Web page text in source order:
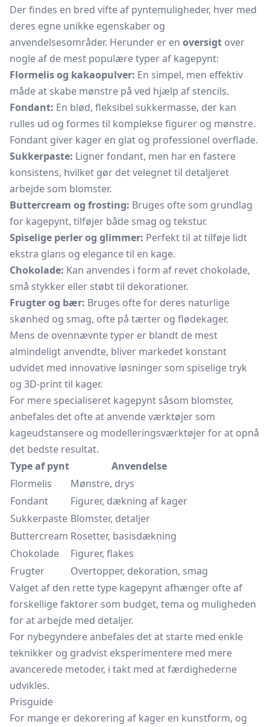
Der findes en bred vifte af pyntemuligheder, hver med
deres egne unikke egenskaber og
anvendelsesområder. Herunder er en oversigt over
nogle af de mest populære typer af kagepynt:
Flormelis og kakaopulver: En simpel, men effektiv
måde at skabe mønstre på ved hjælp af stencils.
Fondant: En blød, fleksibel sukkermasse, der kan
rulles ud og formes til komplekse figurer og mønstre.
Fondant giver kager en glat og professionel overflade.
Sukkerpaste: Ligner fondant, men har en fastere
konsistens, hvilket gør det velegnet til detaljeret
arbejde som blomster.
Buttercream og frosting: Bruges ofte som grundlag
for kagepynt, tilføjer både smag og tekstur.
Spiselige perler og glimmer: Perfekt til at tilføje lidt
ekstra glans og elegance til en kage.
Chokolade: Kan anvendes i form af revet chokolade,
små stykker eller støbt til dekorationer.
Frugter og bær: Bruges ofte for deres naturlige
skønhed og smag, ofte på tærter og flødekager.
Mens de ovennævnte typer er blandt de mest
almindeligt anvendte, bliver markedet konstant
udvidet med innovative løsninger som spiselige tryk
og 3D-print til kager.
For mere specialiseret kagepynt såsom blomster,
anbefales det ofte at anvende værktøjer som
kageudstansere og modelleringsværktøjer for at opnå
det bedste resultat.
Type af pynt
Anvendelse
Flormelis
Mønstre, drys
Fondant
Figurer, dækning af kager
Sukkerpaste Blomster, detaljer
Buttercream Rosetter, basisdækning
Chokolade
Figurer, flakes
Frugter
Overtopper, dekoration, smag
Valget af den rette type kagepynt afhænger ofte af
forskellige faktorer som budget, tema og muligheden
for at arbejde med detaljer.
For nybegyndere anbefales det at starte med enkle
teknikker og gradvist eksperimentere med mere
avancerede metoder, i takt med at færdighederne
udvikles.
Prisguide
For mange er dekorering af kager en kunstform, og